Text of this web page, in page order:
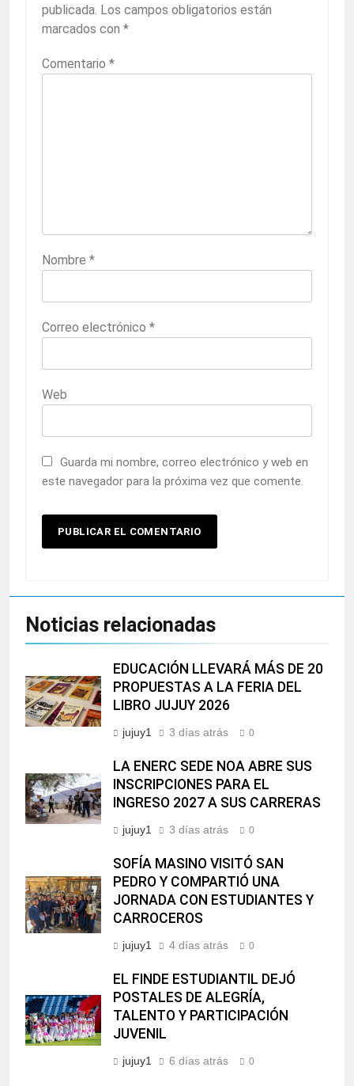
publicada. Los campos obligatorios están
marcados con *
Comentario *
Nombre *
Correo electrónico *
Web
Guarda mi nombre, correo electrónico y web en
este navegador para la próxima vez que comente.
Noticias relacionadas
EDUCACIÓN LLEVARÁ MÁS DE 20
PROPUESTAS A LA FERIA DEL
LIBRO JUJUY 2026
jujuy1 3 días atrás 0
LA ENERC SEDE NOA ABRE SUS
INSCRIPCIONES PARA EL
INGRESO 2027 A SUS CARRERAS
jujuy1 3 días atrás 0
SOFÍA MASINO VISITÓ SAN
PEDRO Y COMPARTIÓ UNA
JORNADA CON ESTUDIANTES Y
CARROCEROS
jujuy1 4 días atrás 0
EL FINDE ESTUDIANTIL DEJÓ
POSTALES DE ALEGRÍA,
TALENTO Y PARTICIPACIÓN
JUVENIL
jujuy1 6 días atrás 0